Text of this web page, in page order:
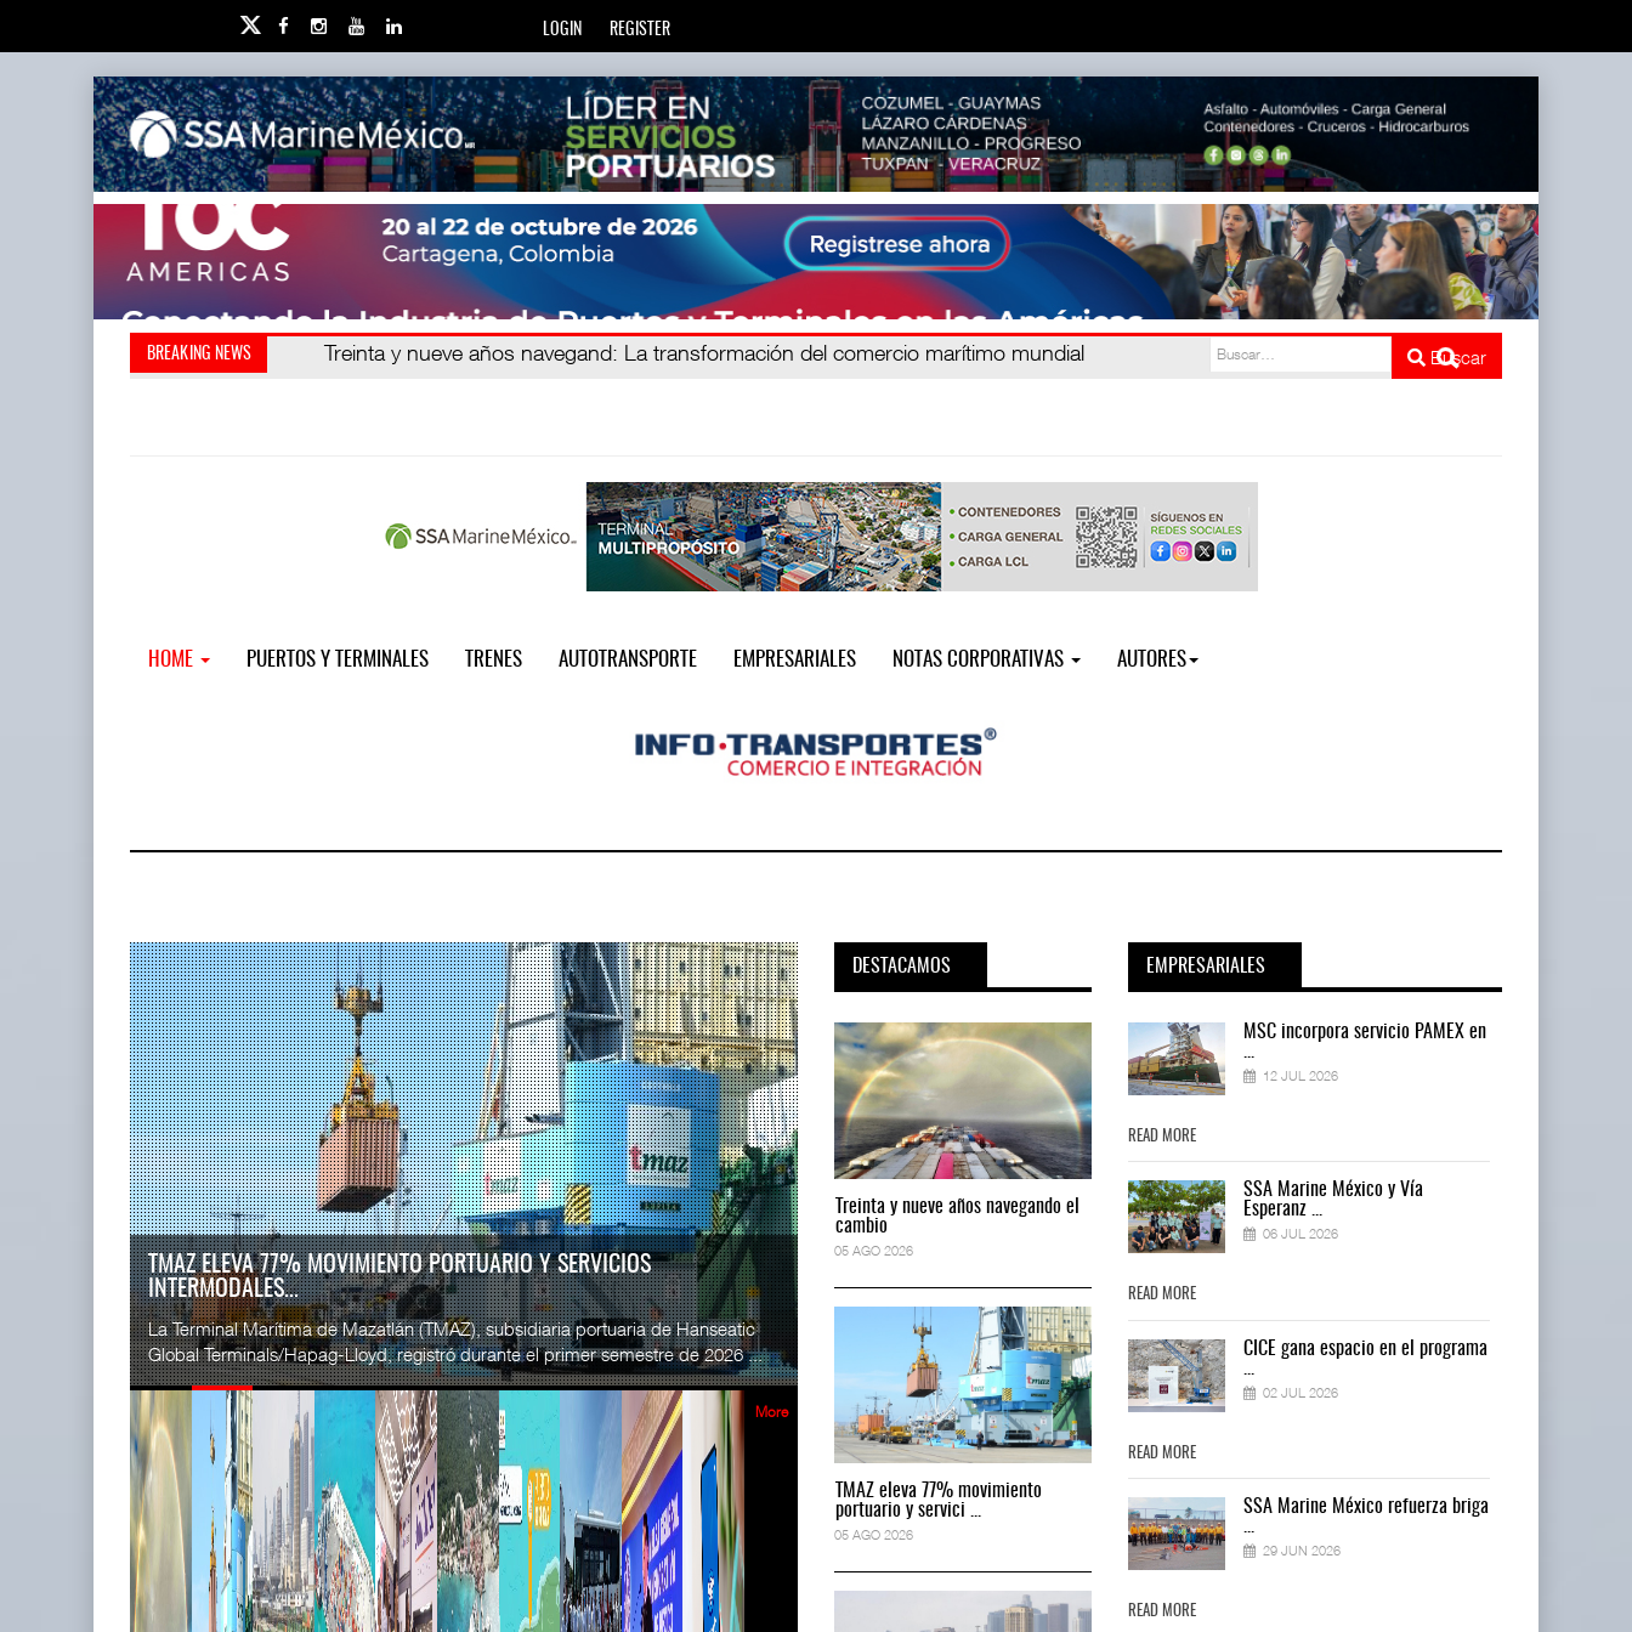
LOGIN REGISTER
BREAKING NEWS Kanasín, evitar crisis ambien
Treinta y nueve años navegand: La transformación del comercio marítimo mundial
Buscar
HOME PUERTOS Y TERMINALES TRENES AUTOTRANSPORTE EMPRESARIALES NOTAS CORPORATIVAS AUTORES
EE.UU. PLANTEA NUEVAS RESTRICCIONES PARA TRIPULACIONES
MEXIC...
La Administración Federal de Ferrocarriles de los Estados Unidos (FRA, por sus
siglas en inglés) propuso nuevas restricciones a las tripulaciones ferr...
More
DESTACAMOS
Treinta y nueve años navegando el
cambio
05 AGO 2026
TMAZ eleva 77% movimiento
portuario y servici ...
05 AGO 2026
Treinta y nueve años navegando el
cambio
05 AGO 2026
TMAZ eleva 77% movimiento
portuario y servici ...
05 AGO 2026
Treinta y nueve años navegando el
cambio
05 AGO 2026
TMAZ eleva 77% movimiento
portuario y servici ...
05 AGO 2026
Treinta y nueve años navegando el
cambio
05 AGO 2026
portuario y servici ...
05 AGO 2026
portuario y servici ...
EMPRESARIALES
MSC incorpora servicio PAMEX en
...
12 JUL 2026
READ MORE
SSA Marine México y Vía
Esperanz ...
06 JUL 2026
READ MORE
CICE gana espacio en el programa
...
02 JUL 2026
READ MORE
SSA Marine México refuerza briga
...
29 JUN 2026
READ MORE
MSC incorpora servicio PAMEX en
...
12 JUL 2026
READ MORE
Esperanz ...
06 JUL 2026
READ MORE
CICE gana espacio en el programa
02 JUL 2026
SSA Marine México refuerza briga
...
MSC incorpora servicio PAMEX en
12 JUL 2026
READ MORE
SSA Marine México y Vía
Esperanz ...
06 JUL 2026
READ MORE
CICE gana espacio en el programa
02 JUL 2026
READ MORE
SSA Marine México refuerza briga
...
29 JUN 2026
READ MORE